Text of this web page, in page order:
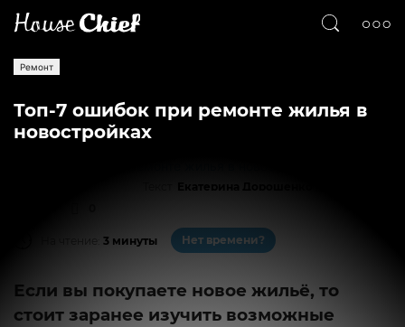
Ремонт
Топ-7 ошибок при ремонте жилья в
новостройках
3 минуты Нет времени?
Если вы покупаете новое жильё, то
стоит заранее изучить возможные